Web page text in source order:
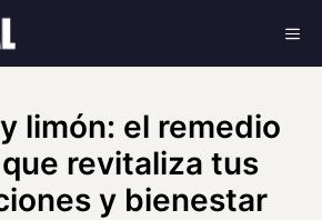
limón: el remedio
revitaliza tus
y bienestar